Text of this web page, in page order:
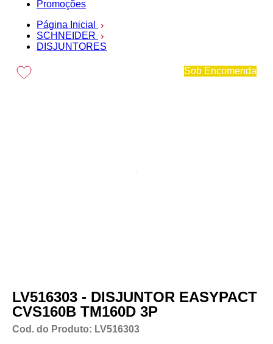
Promoções
Página Inicial
SCHNEIDER
DISJUNTORES
Sob Encomenda
LV516303 - DISJUNTOR EASYPACT
CVS160B TM160D 3P
Cod. do Produto: LV516303